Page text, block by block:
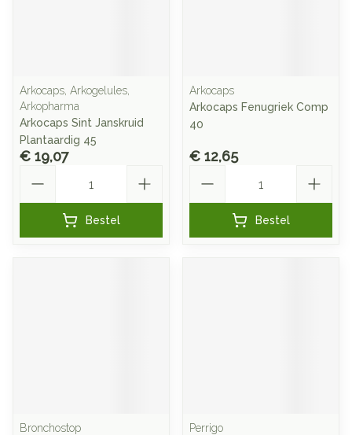
Arkocaps, Arkogelules,
Arkopharma
Arkocaps Sint Janskruid
Plantaardig 45
€ 19,07
Bestel
Arkocaps
Arkocaps Fenugriek Comp
40
€ 12,65
Bestel
Bronchostop
Perrigo